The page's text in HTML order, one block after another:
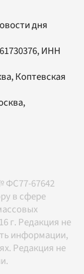
дня
ИНН
Коптевская
,
ФС77-67642
в сфере
г. Редакция не
информации,
Редакция не